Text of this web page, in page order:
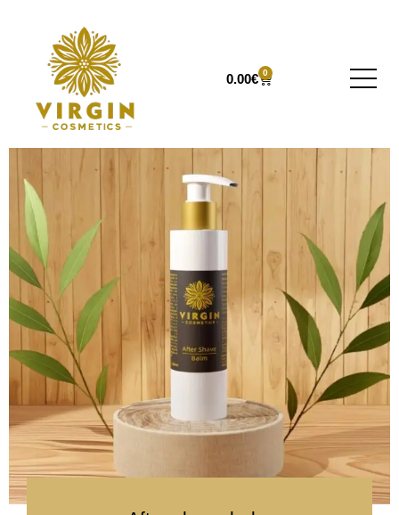
0.00€ 0